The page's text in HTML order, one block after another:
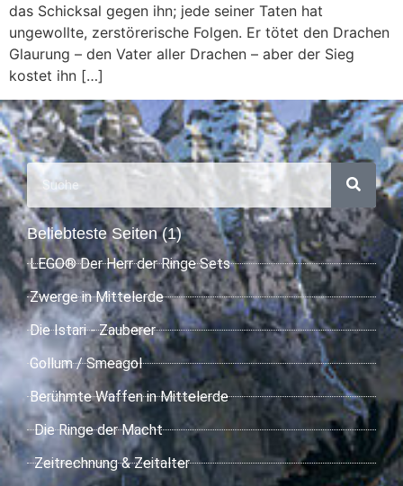
das Schicksal gegen ihn; jede seiner Taten hat
ungewollte, zerstörerische Folgen. Er tötet den Drachen
Glaurung – den Vater aller Drachen – aber der Sieg
kostet ihn […]
Beliebteste Seiten (1)
LEGO® Der Herr der Ringe Sets
Zwerge in Mittelerde
Die Istari - Zauberer
Gollum / Smeagol
Berühmte Waffen in Mittelerde
Die Ringe der Macht
Zeitrechnung & Zeitalter